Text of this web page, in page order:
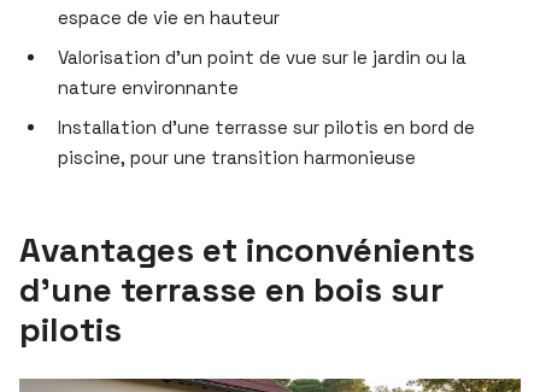
espace de vie en hauteur
Valorisation d’un point de vue sur le jardin ou la
nature environnante
Installation d’une terrasse sur pilotis en bord de
piscine, pour une transition harmonieuse
Avantages et inconvénients
d’une terrasse en bois sur
pilotis